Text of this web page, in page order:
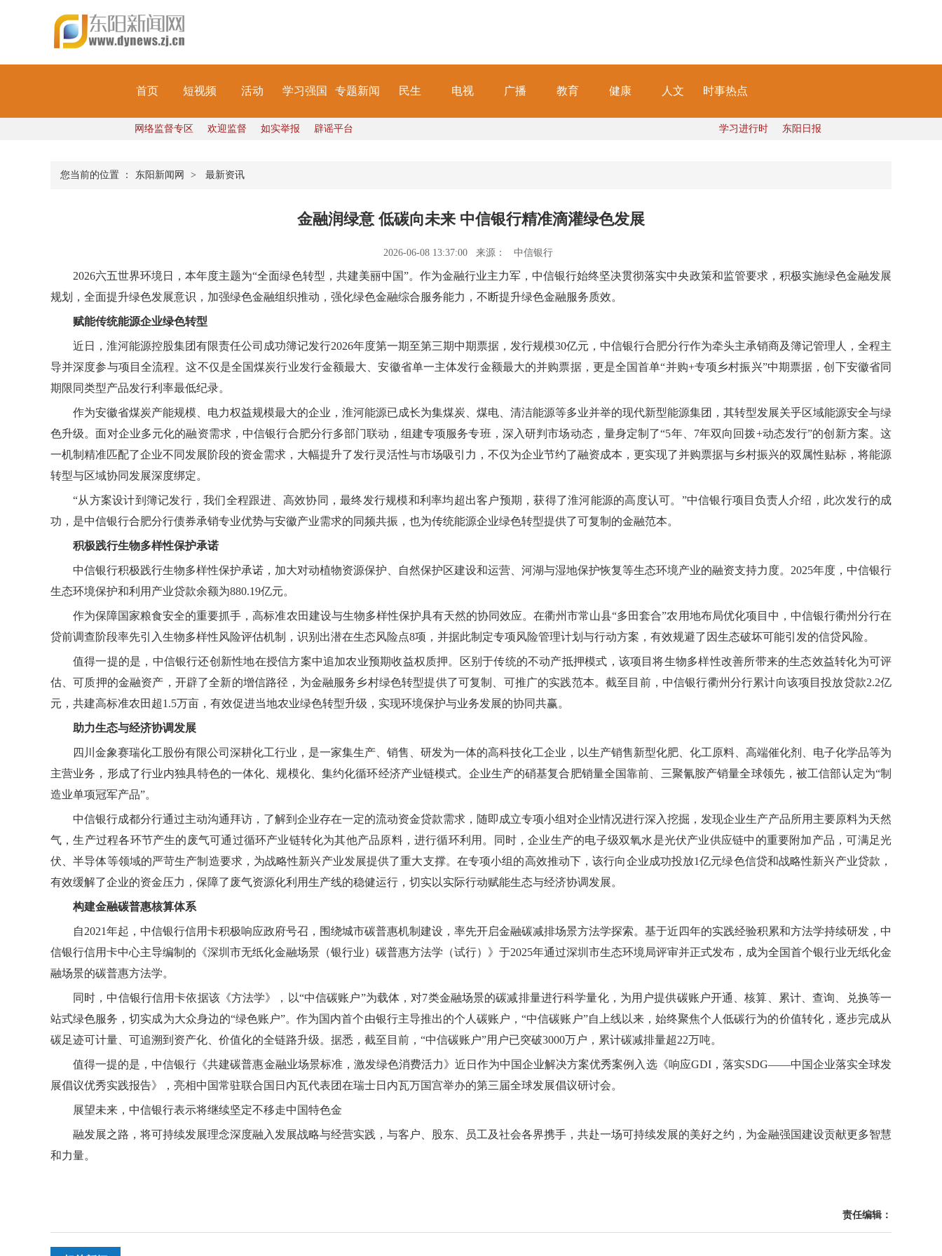
首页 短视频 活动 学习强国 专题新闻 民生 电视 广播 教育 健康 人文 时事热点
网络监督专区 欢迎监督 如实举报 辟谣平台 学习进行时 东阳日报
您当前的位置 ： 东阳新闻网 > 最新资讯
金融润绿意 低碳向未来 中信银行精准滴灌绿色发展
2026-06-08 13:37:00 来源： 中信银行
2026六五世界环境日，本年度主题为“全面绿色转型，共建美丽中国”。作为金融行业主力军，中信银行始终坚决贯彻落实中央政策和监管要求，积极实施绿色金融发展
规划，全面提升绿色发展意识，加强绿色金融组织推动，强化绿色金融综合服务能力，不断提升绿色金融服务质效。
赋能传统能源企业绿色转型
近日，淮河能源控股集团有限责任公司成功簿记发行2026年度第一期至第三期中期票据，发行规模30亿元，中信银行合肥分行作为牵头主承销商及簿记管理人，全程主
导并深度参与项目全流程。这不仅是全国煤炭行业发行金额最大、安徽省单一主体发行金额最大的并购票据，更是全国首单“并购+专项乡村振兴”中期票据，创下安徽省同
期限同类型产品发行利率最低纪录。
作为安徽省煤炭产能规模、电力权益规模最大的企业，淮河能源已成长为集煤炭、煤电、清洁能源等多业并举的现代新型能源集团，其转型发展关乎区域能源安全与绿
色升级。面对企业多元化的融资需求，中信银行合肥分行多部门联动，组建专项服务专班，深入研判市场动态，量身定制了“5年、7年双向回拨+动态发行”的创新方案。这
一机制精准匹配了企业不同发展阶段的资金需求，大幅提升了发行灵活性与市场吸引力，不仅为企业节约了融资成本，更实现了并购票据与乡村振兴的双属性贴标，将能源
转型与区域协同发展深度绑定。
“从方案设计到簿记发行，我们全程跟进、高效协同，最终发行规模和利率均超出客户预期，获得了淮河能源的高度认可。”中信银行项目负责人介绍，此次发行的成
功，是中信银行合肥分行债券承销专业优势与安徽产业需求的同频共振，也为传统能源企业绿色转型提供了可复制的金融范本。
积极践行生物多样性保护承诺
中信银行积极践行生物多样性保护承诺，加大对动植物资源保护、自然保护区建设和运营、河湖与湿地保护恢复等生态环境产业的融资支持力度。2025年度，中信银行
生态环境保护和利用产业贷款余额为880.19亿元。
作为保障国家粮食安全的重要抓手，高标准农田建设与生物多样性保护具有天然的协同效应。在衢州市常山县“多田套合”农用地布局优化项目中，中信银行衢州分行在
贷前调查阶段率先引入生物多样性风险评估机制，识别出潜在生态风险点8项，并据此制定专项风险管理计划与行动方案，有效规避了因生态破坏可能引发的信贷风险。
值得一提的是，中信银行还创新性地在授信方案中追加农业预期收益权质押。区别于传统的不动产抵押模式，该项目将生物多样性改善所带来的生态效益转化为可评
估、可质押的金融资产，开辟了全新的增信路径，为金融服务乡村绿色转型提供了可复制、可推广的实践范本。截至目前，中信银行衢州分行累计向该项目投放贷款2.2亿
元，共建高标准农田超1.5万亩，有效促进当地农业绿色转型升级，实现环境保护与业务发展的协同共赢。
助力生态与经济协调发展
四川金象赛瑞化工股份有限公司深耕化工行业，是一家集生产、销售、研发为一体的高科技化工企业，以生产销售新型化肥、化工原料、高端催化剂、电子化学品等为
主营业务，形成了行业内独具特色的一体化、规模化、集约化循环经济产业链模式。企业生产的硝基复合肥销量全国靠前、三聚氰胺产销量全球领先，被工信部认定为“制
造业单项冠军产品”。
中信银行成都分行通过主动沟通拜访，了解到企业存在一定的流动资金贷款需求，随即成立专项小组对企业情况进行深入挖掘，发现企业生产产品所用主要原料为天然
气，生产过程各环节产生的废气可通过循环产业链转化为其他产品原料，进行循环利用。同时，企业生产的电子级双氧水是光伏产业供应链中的重要附加产品，可满足光
伏、半导体等领域的严苛生产制造要求，为战略性新兴产业发展提供了重大支撑。在专项小组的高效推动下，该行向企业成功投放1亿元绿色信贷和战略性新兴产业贷款，
有效缓解了企业的资金压力，保障了废气资源化利用生产线的稳健运行，切实以实际行动赋能生态与经济协调发展。
构建金融碳普惠核算体系
自2021年起，中信银行信用卡积极响应政府号召，围绕城市碳普惠机制建设，率先开启金融碳减排场景方法学探索。基于近四年的实践经验积累和方法学持续研发，中
信银行信用卡中心主导编制的《深圳市无纸化金融场景（银行业）碳普惠方法学（试行）》于2025年通过深圳市生态环境局评审并正式发布，成为全国首个银行业无纸化金
融场景的碳普惠方法学。
同时，中信银行信用卡依据该《方法学》，以“中信碳账户”为载体，对7类金融场景的碳减排量进行科学量化，为用户提供碳账户开通、核算、累计、查询、兑换等一
站式绿色服务，切实成为大众身边的“绿色账户”。作为国内首个由银行主导推出的个人碳账户，“中信碳账户”自上线以来，始终聚焦个人低碳行为的价值转化，逐步完成从
碳足迹可计量、可追溯到资产化、价值化的全链路升级。据悉，截至目前，“中信碳账户”用户已突破3000万户，累计碳减排量超22万吨。
值得一提的是，中信银行《共建碳普惠金融业场景标准，激发绿色消费活力》近日作为中国企业解决方案优秀案例入选《响应GDI，落实SDG——中国企业落实全球发
展倡议优秀实践报告》，亮相中国常驻联合国日内瓦代表团在瑞士日内瓦万国宫举办的第三届全球发展倡议研讨会。
展望未来，中信银行表示将继续坚定不移走中国特色金
融发展之路，将可持续发展理念深度融入发展战略与经营实践，与客户、股东、员工及社会各界携手，共赴一场可持续发展的美好之约，为金融强国建设贡献更多智慧
和力量。
责任编辑：